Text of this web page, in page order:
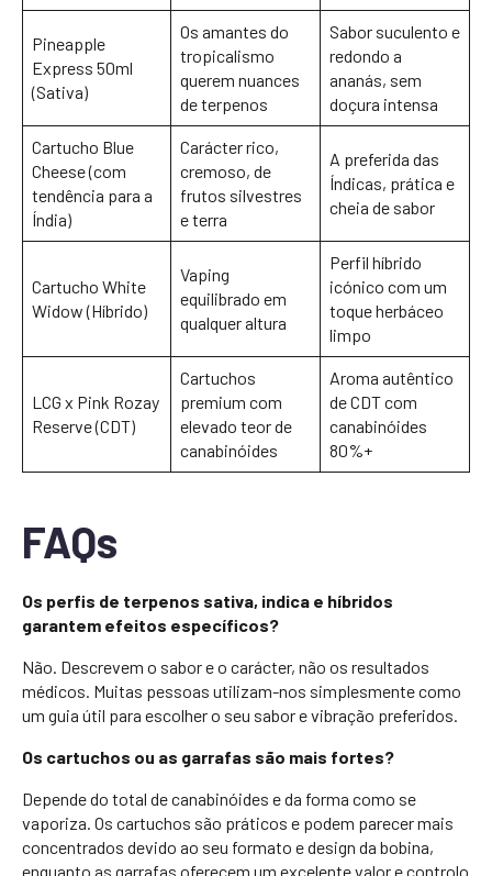
Pineapple
Express 50ml
(Sativa)
Os amantes do
tropicalismo
querem nuances
de terpenos
Sabor suculento e
redondo a
ananás, sem
doçura intensa
Cartucho Blue
Cheese (com
tendência para a
Índia)
Carácter rico,
cremoso, de
frutos silvestres
e terra
A preferida das
Índicas, prática e
cheia de sabor
Cartucho White
Widow (Híbrido)
Vaping
equilibrado em
qualquer altura
Perfil híbrido
icónico com um
toque herbáceo
limpo
LCG x Pink Rozay
Reserve (CDT)
Cartuchos
premium com
elevado teor de
canabinóides
Aroma autêntico
de CDT com
canabinóides
80%+
FAQs
Os perfis de terpenos sativa, indica e híbridos
garantem efeitos específicos?
Não. Descrevem o sabor e o carácter, não os resultados
médicos. Muitas pessoas utilizam-nos simplesmente como
um guia útil para escolher o seu sabor e vibração preferidos.
Os cartuchos ou as garrafas são mais fortes?
Depende do total de canabinóides e da forma como se
vaporiza. Os cartuchos são práticos e podem parecer mais
concentrados devido ao seu formato e design da bobina,
enquanto as garrafas oferecem um excelente valor e controlo